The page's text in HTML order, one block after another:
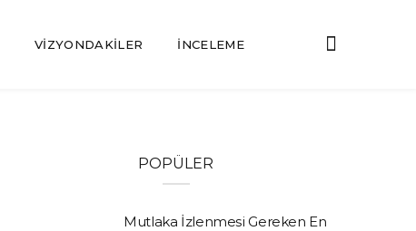
VIZYONDAKILER İNCELEME
POPÜLER
Mutlaka İzlenmesi Gereken En